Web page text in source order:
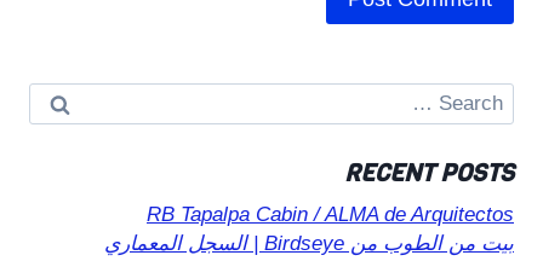
Search
for:
RECENT POSTS
RB Tapalpa Cabin / ALMA de Arquitectos
بيت من الطوب من Birdseye | السجل المعماري